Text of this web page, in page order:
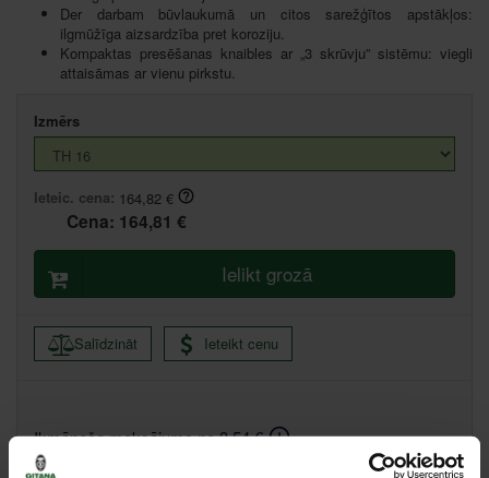
Der darbam būvlaukumā un citos sarežģītos apstākļos:
ilgmūžīga aizsardzība pret koroziju.
Kompaktas presēšanas knaibles ar „3 skrūvju” sistēmu: viegli
attaisāmas ar vienu pirkstu.
Izmērs
Ieteic. cena: 164,82 €
Cena: 164,81 €
Ielikt grozā
Salīdzināt Ieteikt cenu
Ikmēneša maksājums no 3.54 €
Minimālā pirmā iemaksa 0.00 €